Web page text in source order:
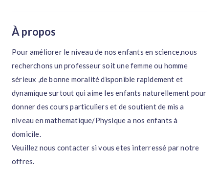
À propos
Pour améliorer le niveau de nos enfants en science,nous
recherchons un professeur soit une femme ou homme
sérieux ,de bonne moralité disponible rapidement et
dynamique surtout qui aime les enfants naturellement pour
donner des cours particuliers et de soutient de mis a
niveau en mathematique/Physique a nos enfants à
domicile.
Veuillez nous contacter si vous etes interressé par notre
offres.